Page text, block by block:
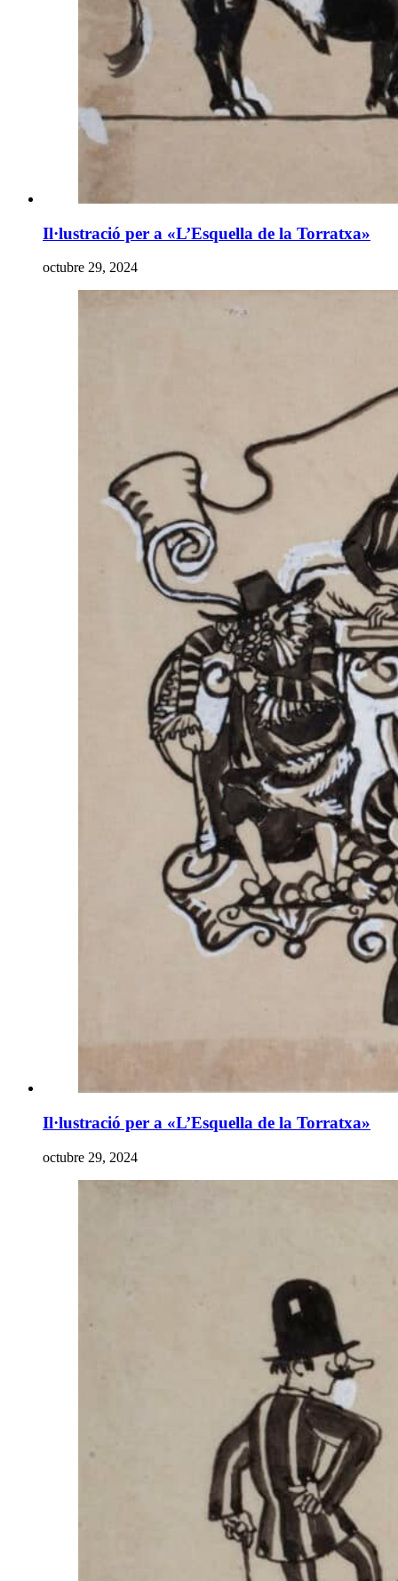
Il·lustració per a «L’Esquella de la Torratxa»
octubre 29, 2024
Il·lustració per a «L’Esquella de la Torratxa»
octubre 29, 2024